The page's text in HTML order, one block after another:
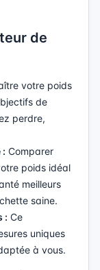
de
votre poids
de
perdre,
: Comparer
poids idéal
meilleurs
saine.
: Ce
uniques
à vous.